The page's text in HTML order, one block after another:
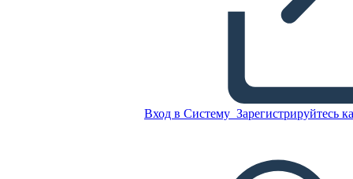
Вход в Систему Зарегистрируйтесь
Narratore Ladro di Libri
СОЗДАТЬ РАСКАДРОВКУ